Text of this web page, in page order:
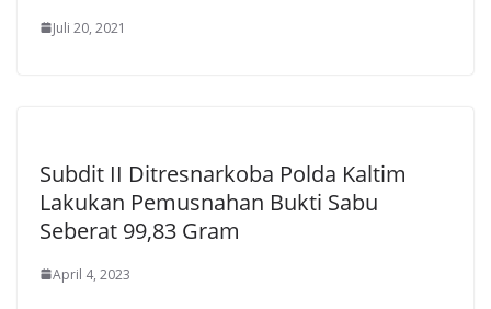
Juli 20, 2021
Subdit II Ditresnarkoba Polda Kaltim
Lakukan Pemusnahan Bukti Sabu
Seberat 99,83 Gram
April 4, 2023